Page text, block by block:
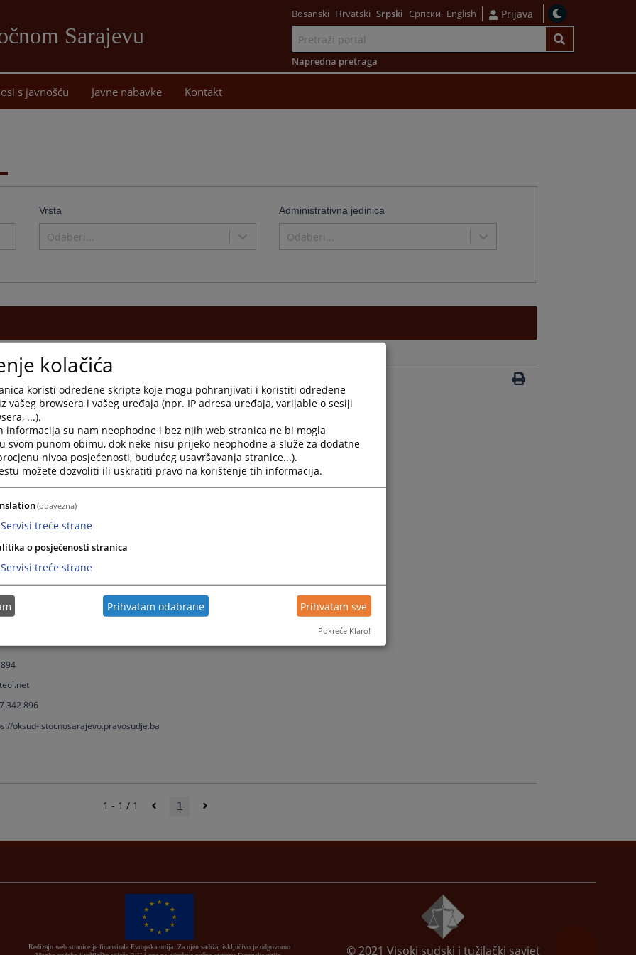
Sarajevu
sadržaj
Bosanski Hrvatski Srpski Српски English Prijava
Napredna pretraga
s javnošću Javne nabavke Kontakt
Vrsta
Odaberi...
Administrativna jedinica
Odaberi...
nevođenju krivičnog postupka od 08,00-14,00 sati
342 896
oksud-istocnosarajevo.pravosudje.ba
1 - 1 / 1 1
Redizajn web stranice je finansirala Evropska unija. Za njen sadržaj isključivo je odgovorno
© 2021 Visoki sudski i tužilački savjet
kolačića
koristi određene skripte koje mogu pohranjivati i koristiti određene
vašeg browsera i vašeg uređaja (npr. IP adresa uređaja, varijable o sesiji
...).
informacija su nam neophodne i bez njih web stranica ne bi mogla
svom punom obimu, dok neke nisu prijeko neophodne a služe za dodatne
nivoa posjećenosti, budućeg usavršavanja stranice...).
možete dozvoliti ili uskratiti pravo na korištenje tih informacija.
(obavezna)
Servisi treće strane
o posjećenosti stranica
Servisi treće strane
Prihvatam odabrane Prihvatam sve
Pokreće Klaro!